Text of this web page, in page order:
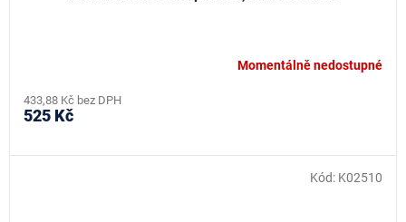
Momentálně nedostupné
433,88 Kč bez DPH
525 Kč
Kód: K02510